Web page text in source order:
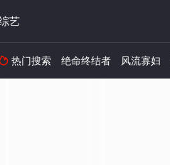
艺
 热门搜索 绝命终结者 风流寡妇